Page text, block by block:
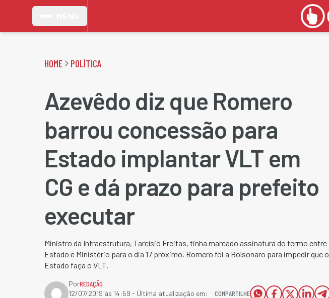
HOME POLÍTICA
Azevêdo diz que Romero
barrou concessão para
Estado implantar VLT em
CG e dá prazo para prefeito
executar
Ministro da Infraestrutura, Tarcísio Freitas, tinha marcado assinatura do termo entre
Estado e Ministério para o dia 17 próximo. Romero foi a Bolsonaro para impedir que o
Estado faça o VLT.
PorREDAÇÃO
12/07/2019 às 14:59 - Última atualização em:
COMPARTILHE